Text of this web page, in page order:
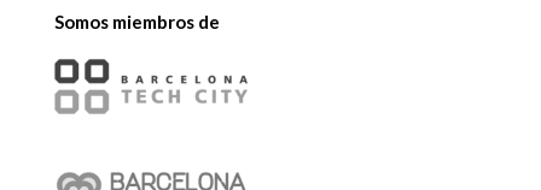
Somos miembros de